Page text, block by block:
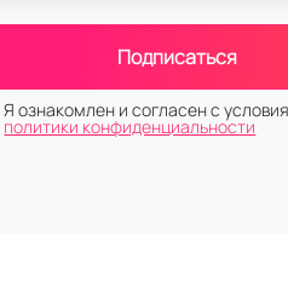
Подписаться
Я ознакомлен и согласен с
политики конфиденциальности